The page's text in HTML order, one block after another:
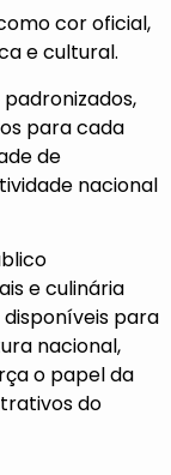
cor oficial,
e cultural.
para cada
de
nacional
e culinária
para
nacional,
o papel da
do